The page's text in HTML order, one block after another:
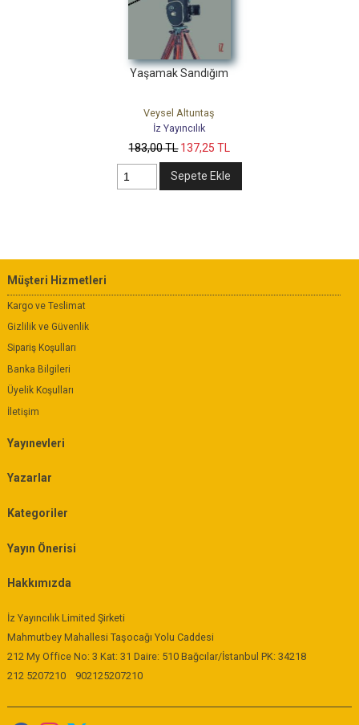
Yaşamak Sandığım
Veysel Altuntaş
İz Yayıncılık
183,00TL 137,25 TL
Sepete Ekle
Müşteri Hizmetleri
Kargo ve Teslimat
Gizlilik ve Güvenlik
Sipariş Koşulları
Banka Bilgileri
Üyelik Koşulları
İletişim
Yayınevleri
Yazarlar
Kategoriler
Yayın Önerisi
Hakkımızda
İz Yayıncılık Limited Şirketi
Mahmutbey Mahallesi Taşocağı Yolu Caddesi
212 My Office No: 3 Kat: 31 Daire: 510 Bağcılar/İstanbul PK: 34218
212 5207210
902125207210